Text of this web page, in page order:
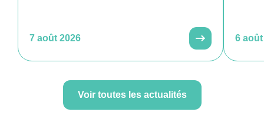
7 août 2026 6
Voir toutes les actualités